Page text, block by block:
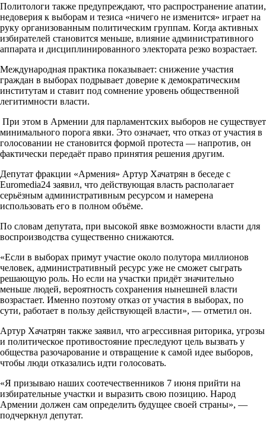
Политологи также предупреждают, что распространение апатии,
недоверия к выборам и тезиса «ничего не изменится» играет на
руку организованным политическим группам. Когда активных
избирателей становится меньше, влияние административного
аппарата и дисциплинированного электората резко возрастает.
Международная практика показывает: снижение участия
граждан в выборах подрывает доверие к демократическим
институтам и ставит под сомнение уровень общественной
легитимности власти.
При этом в Армении для парламентских выборов не существует
минимального порога явки. Это означает, что отказ от участия в
голосовании не становится формой протеста — напротив, он
фактически передаёт право принятия решения другим.
Депутат фракции «Армения» Артур Хачатрян в беседе с
Euromedia24 заявил, что действующая власть располагает
серьёзным административным ресурсом и намерена
использовать его в полном объёме.
По словам депутата, при высокой явке возможности власти для
воспроизводства существенно снижаются.
«Если в выборах примут участие около полутора миллионов
человек, административный ресурс уже не сможет сыграть
решающую роль. Но если на участки придёт значительно
меньше людей, вероятность сохранения нынешней власти
возрастает. Именно поэтому отказ от участия в выборах, по
сути, работает в пользу действующей власти», — отметил он.
Артур Хачатрян также заявил, что агрессивная риторика, угрозы
и политическое противостояние преследуют цель вызвать у
общества разочарование и отвращение к самой идее выборов,
чтобы люди отказались идти голосовать.
«Я призываю наших соотечественников 7 июня прийти на
избирательные участки и выразить свою позицию. Народ
Армении должен сам определить будущее своей страны», —
подчеркнул депутат.